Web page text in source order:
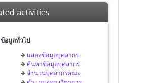
ข้อมูลทั่วไป
แสดงข้อมูลบุคลากร
ค้นหาข้อมูลบุคลากร
จำนวนบุคลากรคณะ